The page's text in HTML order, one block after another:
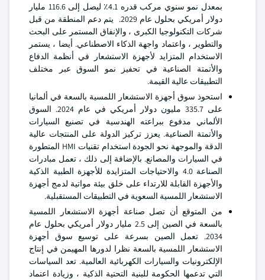
بمعدل نمو سنوي مركب قدره 4.1٪ ليصل إلى 116.6 مليار
دولار أمريكي بحلول عام 2029. يتم دعم المنطقة من قبل
شركات التكنولوجيا الكبرى ، والإنفاق المستمر على البحث
والتطوير ، واعتماد واجهة الذكاء الاصطناعي. أيضا ، يستمر
الاستخدام المتزايد لأجهزة الاستشعار في أنظمة الدفاع
والأتمتة الصناعية في تحفيز نمو السوق عبر مختلف
التطبيقات عالية القيمة.
استحوذ سوق أجهزة الاستشعار اللمسية بالسعة في ألمانيا
على 335.7 مليون دولار أمريكي في عام 2024. السوق
الألماني مدفوع ببراعته الهندسية في تصنيع السيارات
والأتمتة الصناعية. يعزز تركيز الدولة على المنتجات عالية
الدقة والموجهة نحو الجودة استخدام تقنيات HMI المتطورة
في السيارات والمصانع. بالإضافة إلى ذلك ، تعمل مبادرات
الصناعة 4.0 والاحتياجات المتزايدة للأجهزة الطبية الذكية
والأجهزة القابلة للارتداء على خلق بيئة مواتية لدمج أجهزة
الاستشعار اللمسية السعوية في التطبيقات المستقبلية.
من المتوقع أن تصل صناعة أجهزة الاستشعار اللمسية
بالسعة في الصين إلى 2.5 مليار دولار أمريكي بحلول عام
2034. تعمل الصين بسرعة على توسيع سوق أجهزة
الاستشعار اللمسية بالسعة نظرا لدورها المهيمن في إنتاج
الإلكترونيات والسيارات الكهربائية العالمية. تعد السياسات
التي تدعمها الحكومة للبنية التحتية الذكية ، وزيادة اعتماد